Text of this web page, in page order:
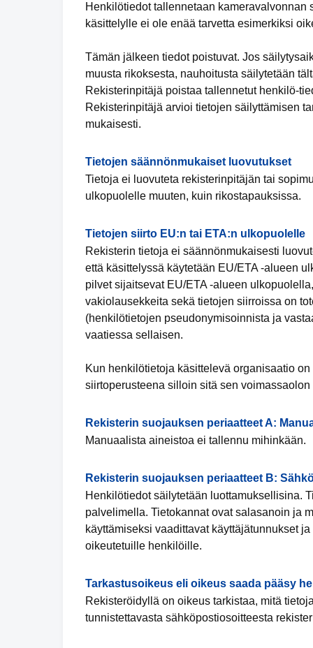
Henkilötiedot tallennetaan
käsittelylle ei ole enää tarvetta esimerkiksi
Tämän jälkeen tiedot poistuvat. Jos
muusta rikoksesta, nauhoitusta säilytetään
Rekisterinpitäjä poistaa tallennetut henkilö-
Rekisterinpitäjä arvioi tietojen säilyttämisen
mukaisesti.
Tietojen säännönmukaiset luovutukset
Tietoja ei luovuteta rekisterinpitäjän tai
ulkopuolelle muuten, kuin rikostapauksissa.
Tietojen siirto EU:n tai ETA:n ulkopuolelle
Rekisterin tietoja ei säännönmukaisesti
että käsittelyssä käytetään EU/ETA -alueen
pilvet sijaitsevat EU/ETA -alueen
vakiolausekkeita sekä tietojen siirroissa on
(henkilötietojen pseudonymisoinnista ja
vaatiessa sellaisen.
Kun henkilötietoja käsittelevä organisaatio
siirtoperusteena silloin sitä sen voimassaolon
Rekisterin suojauksen periaatteet A:
Manuaalista aineistoa ei tallennu mihinkään.
Rekisterin suojauksen periaatteet B:
Henkilötiedot säilytetään luottamuksellisina.
palvelimella. Tietokannat ovat salasanoin ja
käyttämiseksi vaadittavat käyttäjätunnukset
oikeutetuille henkilöille.
Tarkastusoikeus eli oikeus saada pääsy
Rekisteröidyllä on oikeus tarkistaa, mitä
tunnistettavasta sähköpostiosoitteesta